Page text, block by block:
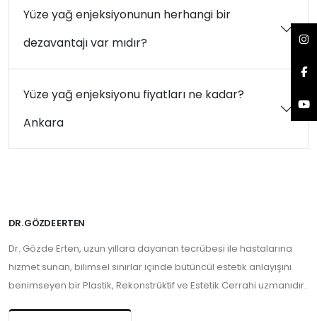
Yüze yağ enjeksiyonunun herhangi bir
dezavantajı var mıdır?
Yüze yağ enjeksiyonu fiyatları ne kadar?
Ankara
DR. GÖZDE ERTEN
Dr. Gözde Erten, uzun yıllara dayanan tecrübesi ile hastalarına
hizmet sunan, bilimsel sınırlar içinde bütüncül estetik anlayışını
benimseyen bir Plastik, Rekonstrüktif ve Estetik Cerrahi uzmanıdır.